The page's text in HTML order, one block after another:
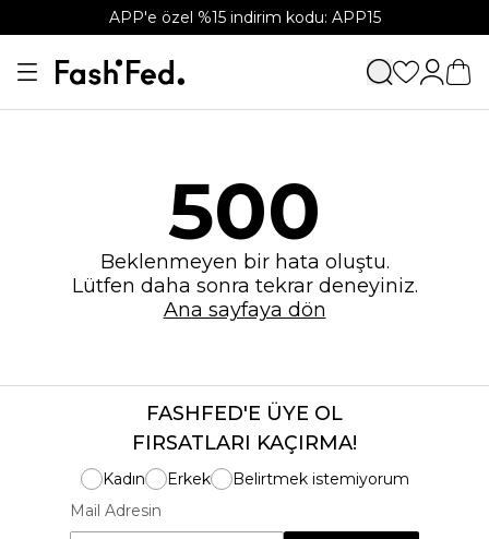
APP'e özel %15 indirim kodu: APP15
500
Beklenmeyen bir hata oluştu.
Lütfen daha sonra tekrar deneyiniz.
Ana sayfaya dön
FASHFED'E ÜYE OL
FIRSATLARI KAÇIRMA!
Kadın Erkek
Belirtmek istemiyorum
Mail Adresin